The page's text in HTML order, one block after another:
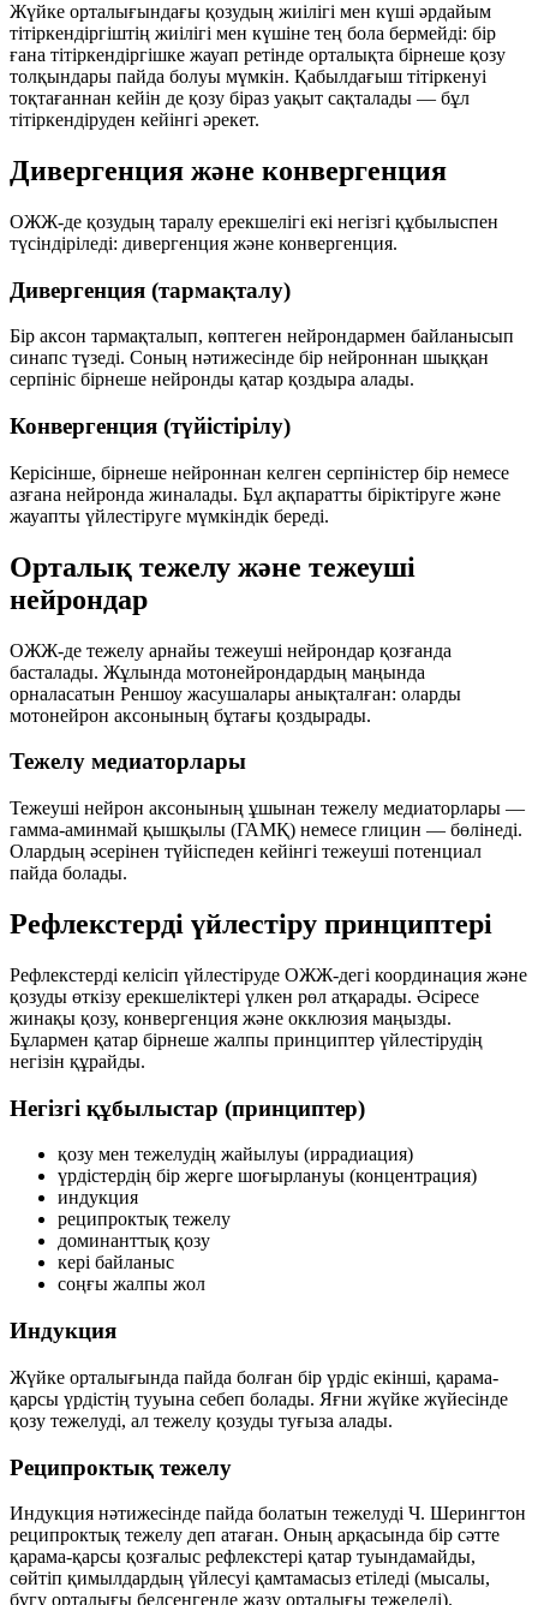
Жүйке орталығындағы қозудың жиілігі мен күші әрдайым
тітіркендіргіштің жиілігі мен күшіне тең бола бермейді: бір
ғана тітіркендіргішке жауап ретінде орталықта бірнеше қозу
толқындары пайда болуы мүмкін. Қабылдағыш тітіркенуі
тоқтағаннан кейін де қозу біраз уақыт сақталады — бұл
тітіркендіруден кейінгі әрекет.
Дивергенция және конвергенция
ОЖЖ-де қозудың таралу ерекшелігі екі негізгі құбылыспен
түсіндіріледі: дивергенция және конвергенция.
Дивергенция (тармақталу)
Бір аксон тармақталып, көптеген нейрондармен байланысып
синапс түзеді. Соның нәтижесінде бір нейроннан шыққан
серпініс бірнеше нейронды қатар қоздыра алады.
Конвергенция (түйістірілу)
Керісінше, бірнеше нейроннан келген серпіністер бір немесе
азғана нейронда жиналады. Бұл ақпаратты біріктіруге және
жауапты үйлестіруге мүмкіндік береді.
Орталық тежелу және тежеуші
нейрондар
ОЖЖ-де тежелу арнайы тежеуші нейрондар қозғанда
басталады. Жұлында мотонейрондардың маңында
орналасатын Реншоу жасушалары анықталған: оларды
мотонейрон аксонының бұтағы қоздырады.
Тежелу медиаторлары
Тежеуші нейрон аксонының ұшынан тежелу медиаторлары —
гамма-аминмай қышқылы (ГАМҚ) немесе глицин — бөлінеді.
Олардың әсерінен түйіспеден кейінгі тежеуші потенциал
пайда болады.
Рефлекстерді үйлестіру принциптері
Рефлекстерді келісіп үйлестіруде ОЖЖ-дегі координация және
қозуды өткізу ерекшеліктері үлкен рөл атқарады. Әсіресе
жинақы қозу, конвергенция және окклюзия маңызды.
Бұлармен қатар бірнеше жалпы принциптер үйлестірудің
негізін құрайды.
Негізгі құбылыстар (принциптер)
қозу мен тежелудің жайылуы (иррадиация)
үрдістердің бір жерге шоғырлануы (концентрация)
индукция
реципроктық тежелу
доминанттық қозу
кері байланыс
соңғы жалпы жол
Индукция
Жүйке орталығында пайда болған бір үрдіс екінші, қарама-
қарсы үрдістің тууына себеп болады. Яғни жүйке жүйесінде
қозу тежелуді, ал тежелу қозуды туғыза алады.
Реципроктық тежелу
Индукция нәтижесінде пайда болатын тежелуді Ч. Шерингтон
реципроктық тежелу деп атаған. Оның арқасында бір сәтте
қарама-қарсы қозғалыс рефлекстері қатар туындамайды,
сөйтіп қимылдардың үйлесуі қамтамасыз етіледі (мысалы,
бүгу орталығы белсенгенде жазу орталығы тежеледі).